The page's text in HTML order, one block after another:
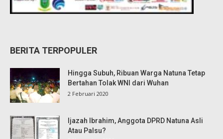
BERITA TERPOPULER
Hingga Subuh, Ribuan Warga Natuna Tetap
Bertahan Tolak WNI dari Wuhan
2 Februari 2020
Ijazah Ibrahim, Anggota DPRD Natuna Asli
Atau Palsu?